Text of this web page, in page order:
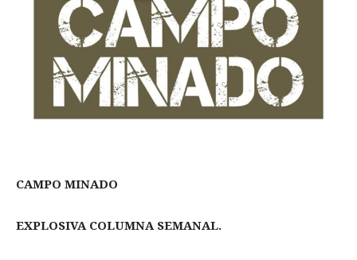
CAMPO MINADO
EXPLOSIVA COLUMNA SEMANAL.